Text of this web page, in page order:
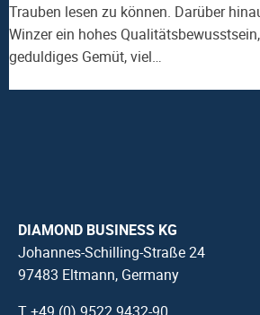
Trauben lesen zu können. Darüber
Winzer ein hohes
geduldiges Gemüt, viel…
DIAMOND BUSINESS KG
Johannes-Schilling-Straße 24
97483 Eltmann, Germany